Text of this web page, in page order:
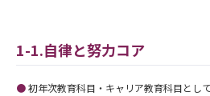
1-1.自律と努力コア
初年次教育科目・キャリア教育科目とし